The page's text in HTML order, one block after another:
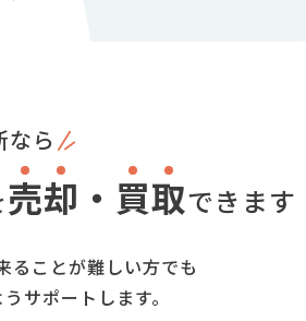
なら
売却 ・ 買取できます
ることが難しい方でも
サポートします。